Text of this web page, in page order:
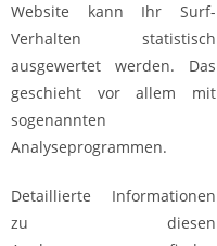
Website kann Ihr Surf-
Verhalten statistisch
ausgewertet werden. Das
geschieht vor allem mit
sogenannten
Analyseprogrammen.
Detaillierte Informationen
zu diesen